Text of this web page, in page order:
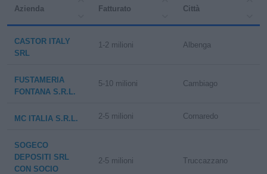
Azienda Fatturato Città
CASTOR ITALY
SRL
1-2 milioni Albenga
FUSTAMERIA
FONTANA S.R.L.
5-10 milioni Cambiago
MC ITALIA S.R.L. 2-5 milioni Cornaredo
SOGECO
DEPOSITI SRL
CON SOCIO
2-5 milioni Truccazzano